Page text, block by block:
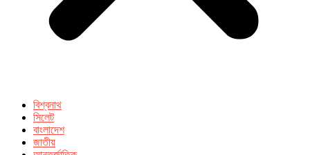
বিশ্বনাথ
সিলেট
বাংলাদেশ
জাতীয়